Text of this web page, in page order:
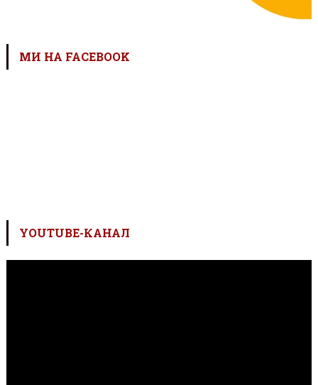
МИ НА FACEBOOK
YOUTUBE-КАНАЛ